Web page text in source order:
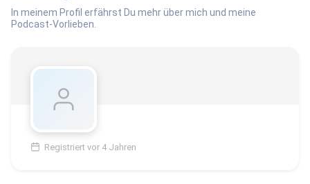
In meinem Profil erfährst Du mehr über mich und meine
Podcast-Vorlieben.
Registriert vor 4 Jahren